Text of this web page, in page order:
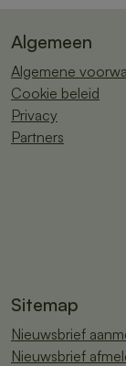
Algemeen
Algemene
Cookie beleid
Privacy
Partners
Sitemap
Nieuwsbrief
Nieuwsbrief